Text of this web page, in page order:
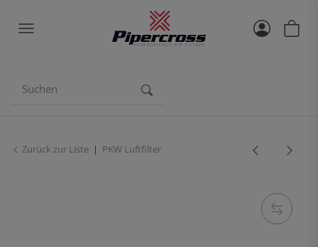
Zurück zur Liste PKW Luftfilter